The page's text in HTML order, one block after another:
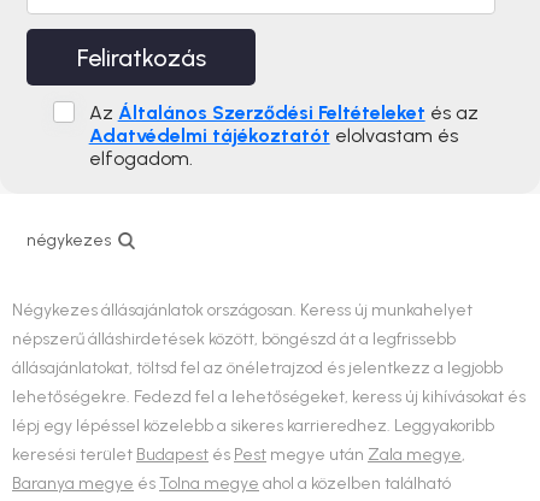
Feliratkozás
Az Általános Szerződési Feltételeket és az
Adatvédelmi tájékoztatót elolvastam és
elfogadom.
négykezes
Négykezes állásajánlatok országosan. Keress új munkahelyet
népszerű álláshirdetések között, böngészd át a legfrissebb
állásajánlatokat, töltsd fel az önéletrajzod és jelentkezz a legjobb
lehetőségekre. Fedezd fel a lehetőségeket, keress új kihívásokat és
lépj egy lépéssel közelebb a sikeres karrieredhez. Leggyakoribb
keresési terület Budapest és Pest megye után Zala megye,
Baranya megye ésTolna megye ahol a közelben található